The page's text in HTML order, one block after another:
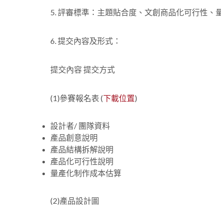
5. 評審標準：主題貼合度、文創商品化可行性、
6. 提交內容及形式：
提交內容 提交方式
(1)參賽報名表 (下載位置)
設計者/ 團隊資料
產品創意說明
產品結構拆解說明
產品化可行性說明
量產化制作成本估算
(2)產品設計圖